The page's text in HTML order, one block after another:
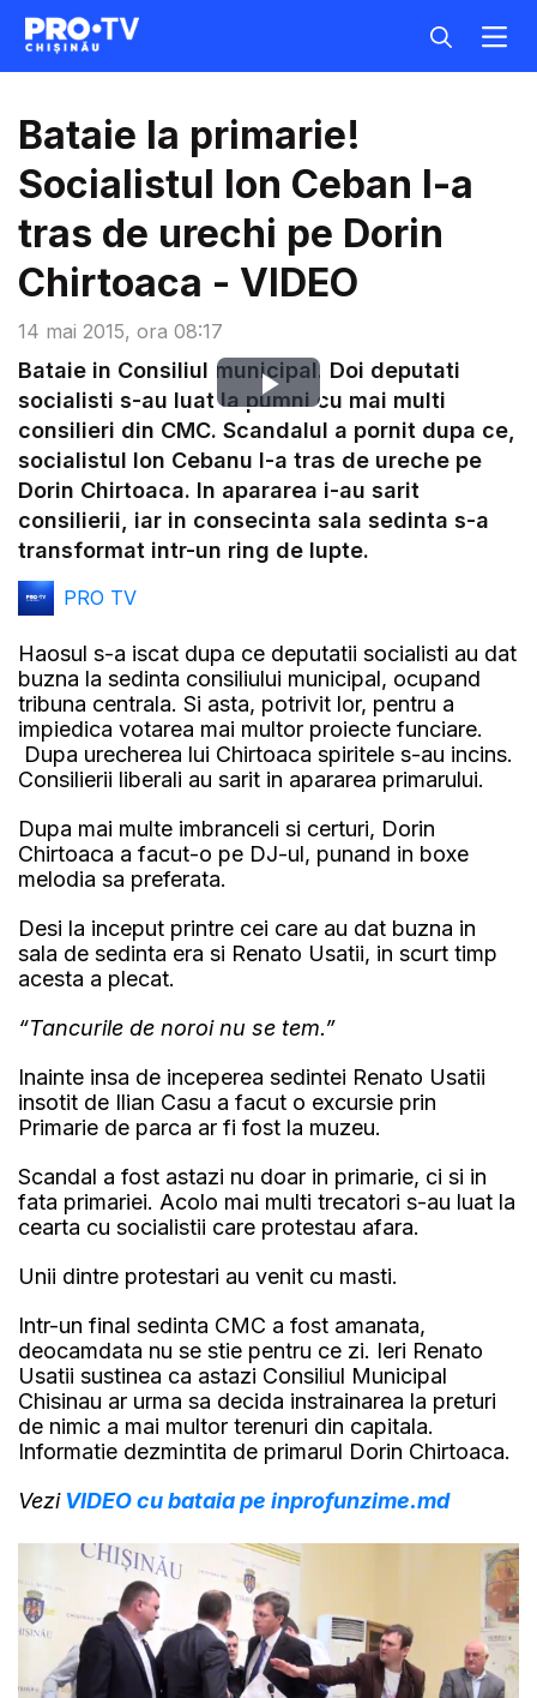
14 mai 2015, ora 08:17
Bataie la primarie!
Socialistul Ion Ceban l-a
tras de urechi pe Dorin
Chirtoaca - VIDEO
Play
Video
Bataie in Consiliul municipal. Doi deputati
socialisti s-au luat la pumni cu mai multi
consilieri din CMC. Scandalul a pornit dupa ce,
socialistul Ion Cebanu l-a tras de ureche pe
Dorin Chirtoaca. In apararea i-au sarit
consilierii, iar in consecinta sala sedinta s-a
transformat intr-un ring de lupte.
PRO TV
Haosul s-a iscat dupa ce deputatii socialisti au dat
buzna la sedinta consiliului municipal, ocupand
tribuna centrala. Si asta, potrivit lor, pentru a
impiedica votarea mai multor proiecte funciare.
Dupa urecherea lui Chirtoaca spiritele s-au incins.
Consilierii liberali au sarit in apararea primarului.
Dupa mai multe imbranceli si certuri, Dorin
Chirtoaca a facut-o pe DJ-ul, punand in boxe
melodia sa preferata.
Desi la inceput printre cei care au dat buzna in
sala de sedinta era si Renato Usatii, in scurt timp
acesta a plecat.
“Tancurile de noroi nu se tem.”
Inainte insa de inceperea sedintei Renato Usatii
insotit de Ilian Casu a facut o excursie prin
Primarie de parca ar fi fost la muzeu.
Scandal a fost astazi nu doar in primarie, ci si in
fata primariei. Acolo mai multi trecatori s-au luat la
cearta cu socialistii care protestau afara.
Unii dintre protestari au venit cu masti.
Intr-un final sedinta CMC a fost amanata,
deocamdata nu se stie pentru ce zi. Ieri Renato
Usatii sustinea ca astazi Consiliul Municipal
Chisinau ar urma sa decida instrainarea la preturi
de nimic a mai multor terenuri din capitala.
Informatie dezmintita de primarul Dorin Chirtoaca.
VeziVIDEO cu bataia pe inprofunzime.md